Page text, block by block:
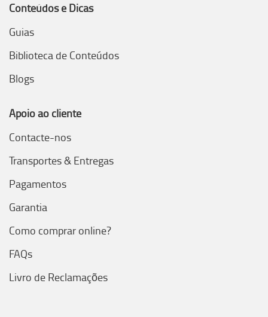
Conteúdos e Dicas
Guias
Biblioteca de Conteúdos
Blogs
Apoio ao cliente
Contacte-nos
Transportes & Entregas
Pagamentos
Garantia
Como comprar online?
FAQs
Livro de Reclamações